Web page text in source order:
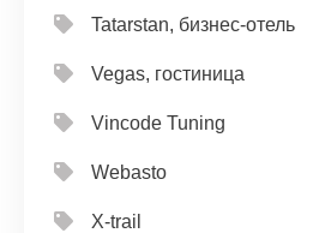
Tatarstan, бизнес-отель
Vegas, гостиница
Vincode Tuning
Webasto
X-trail